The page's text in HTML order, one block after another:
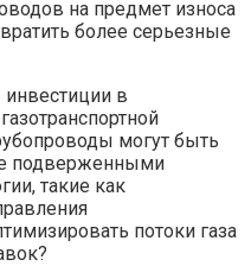
на предмет износа
более серьезные
в
могут быть
подверженными
такие как
потоки газа